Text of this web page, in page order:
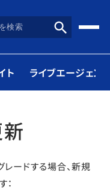
ト ライブエージェント
ードする場合、新規
：